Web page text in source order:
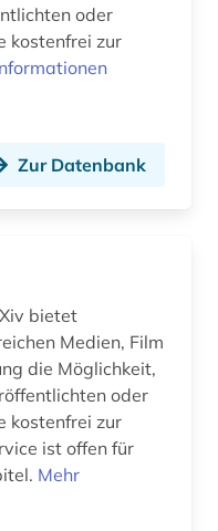
oder
kostenfrei zur
Zur Datenbank
bietet
Medien, Film
die Möglichkeit,
oder
kostenfrei zur
ist offen für
Mehr